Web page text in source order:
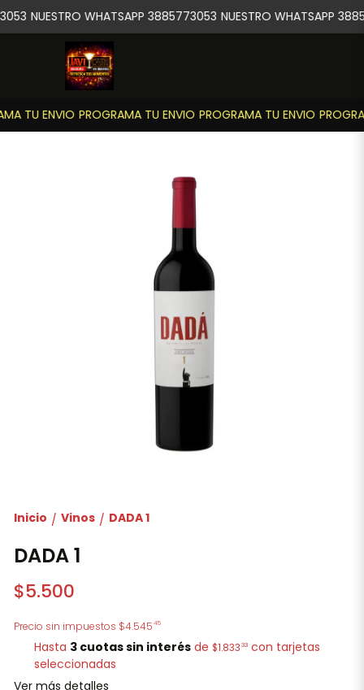
TU ENVIO PROGRAMA TU ENVIO PROGRAMA TU ENVIO
NUESTRO WHATSAPP 3885773053 NUESTRO WHATSAPP
Inicio / Vinos / DADA 1
DADA 1
$5.500
Precio sin impuestos $4.54545
Hasta 3 cuotas sin interés de $1.833 33 con tarjetas
seleccionadas
Ver más detalles